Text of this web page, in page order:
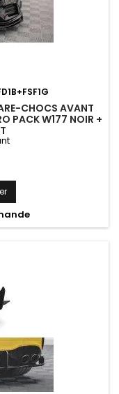
CHOCS AVANT
PACK W177 NOIR +